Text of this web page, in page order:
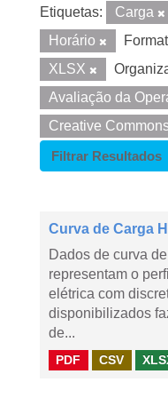
Etiquetas: Carga
Horário
XLSX
Avaliação da
Creative
Filtrar Resultados
Curva de Carga
Dados de curva
representam o
elétrica com
disponibilizados
de...
PDF CSV